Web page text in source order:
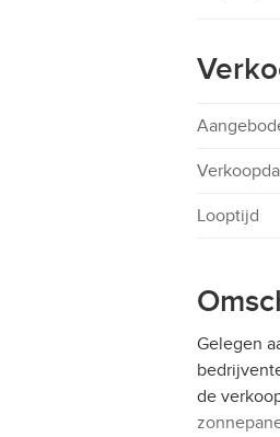
Looptijd
Gelegen
de